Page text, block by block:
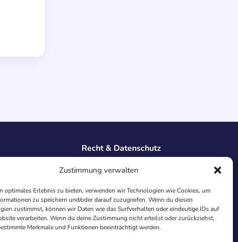
Zustimmung verwalten
optimales Erlebnis zu bieten, verwenden wir Technologien wie Cookies, um
zu speichern und/oder darauf zuzugreifen. Wenn du diesen
zustimmst, können wir Daten wie das Surfverhalten oder eindeutige IDs auf
verarbeiten. Wenn du deine Zustimmung nicht erteilst oder zurückziehst,
Merkmale und Funktionen beeinträchtigt werden.
Recht & Datenschutz
Datenschutz
AGB
Cookies